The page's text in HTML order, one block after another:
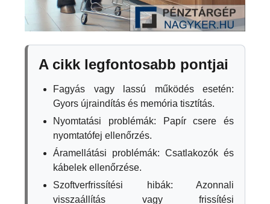
A cikk legfontosabb pontjai
Fagyás vagy lassú működés esetén:
Gyors újraindítás és memória tisztítás.
Nyomtatási problémák: Papír csere és
nyomtatófej ellenőrzés.
Áramellátási problémák: Csatlakozók és
kábelek ellenőrzése.
Szoftverfrissítési hibák: Azonnali
visszaállítás vagy frissítési